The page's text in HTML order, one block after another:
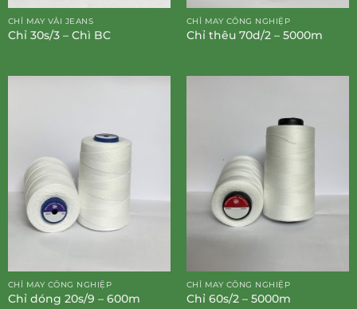
CHỈ MAY VẢI JEANS
Chỉ 30s/3 – Chì BC
CHỈ MAY CÔNG NGHIỆP
Chỉ thêu 70d/2 – 5000m
CHỈ MAY CÔNG NGHIỆP
Chỉ dóng 20s/9 – 600m
CHỈ MAY CÔNG NGHIỆP
Chỉ 60s/2 – 5000m